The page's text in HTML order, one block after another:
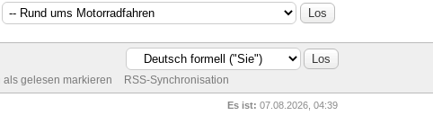
als gelesen markieren RSS-Synchronisation
Es ist: 07.08.2026, 04:39